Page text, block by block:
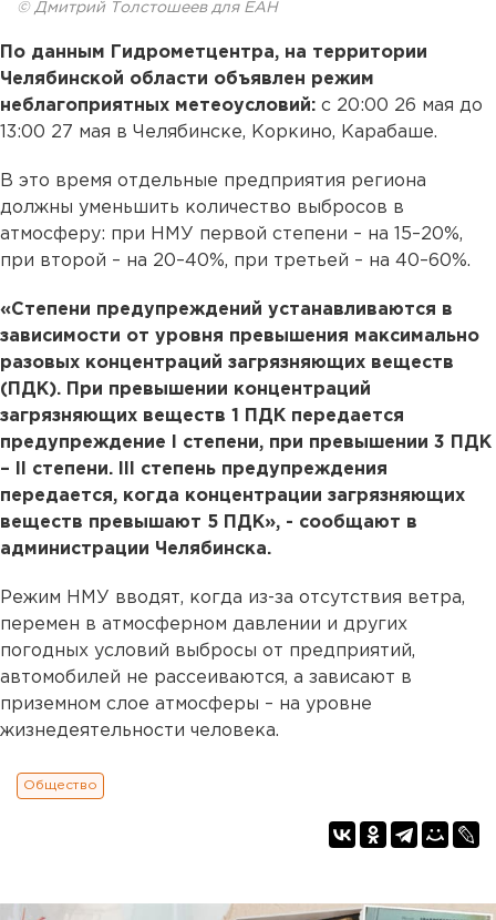
© Дмитрий Толстошеев для ЕАН
По данным Гидрометцентра, на территории
Челябинской области объявлен режим
неблагоприятных метеоусловий: с 20:00 26 мая до
13:00 27 мая в Челябинске, Коркино, Карабаше.
В это время отдельные предприятия региона
должны уменьшить количество выбросов в
атмосферу: при НМУ первой степени – на 15–20%,
при второй – на 20–40%, при третьей – на 40–60%.
«Степени предупреждений устанавливаются в
зависимости от уровня превышения максимально
разовых концентраций загрязняющих веществ
(ПДК). При превышении концентраций
загрязняющих веществ 1 ПДК передается
предупреждение I степени, при превышении 3 ПДК
– II степени. III степень предупреждения
передается, когда концентрации загрязняющих
веществ превышают 5 ПДК», - сообщают в
администрации Челябинска.
Режим НМУ вводят, когда из-за отсутствия ветра,
перемен в атмосферном давлении и других
погодных условий выбросы от предприятий,
автомобилей не рассеиваются, а зависают в
приземном слое атмосферы – на уровне
жизнедеятельности человека.
Общество